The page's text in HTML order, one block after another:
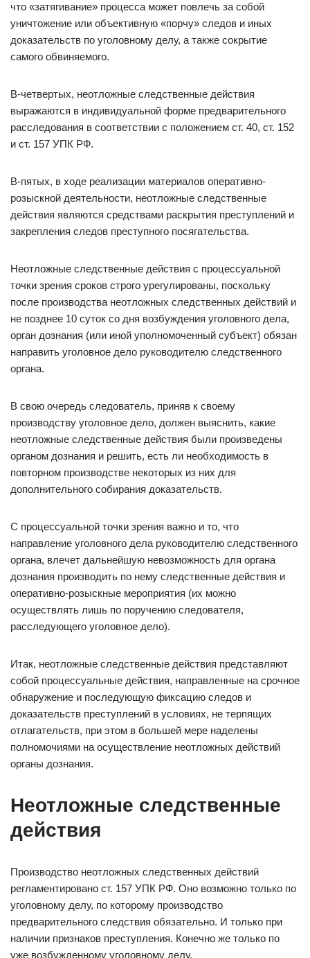
что «затягивание» процесса может повлечь за собой
уничтожение или объективную «порчу» следов и иных
доказательств по уголовному делу, а также сокрытие
самого обвиняемого.
В-четвертых, неотложные следственные действия
выражаются в индивидуальной форме предварительного
расследования в соответствии с положением ст. 40, ст. 152
и ст. 157 УПК РФ.
В-пятых, в ходе реализации материалов оперативно-
розыскной деятельности, неотложные следственные
действия являются средствами раскрытия преступлений и
закрепления следов преступного посягательства.
Неотложные следственные действия с процессуальной
точки зрения сроков строго урегулированы, поскольку
после производства неотложных следственных действий и
не позднее 10 суток со дня возбуждения уголовного дела,
орган дознания (или иной уполномоченный субъект) обязан
направить уголовное дело руководителю следственного
органа.
В свою очередь следователь, приняв к своему
производству уголовное дело, должен выяснить, какие
неотложные следственные действия были произведены
органом дознания и решить, есть ли необходимость в
повторном производстве некоторых из них для
дополнительного собирания доказательств.
С процессуальной точки зрения важно и то, что
направление уголовного дела руководителю следственного
органа, влечет дальнейшую невозможность для органа
дознания производить по нему следственные действия и
оперативно-розыскные мероприятия (их можно
осуществлять лишь по поручению следователя,
расследующего уголовное дело).
Итак, неотложные следственные действия представляют
собой процессуальные действия, направленные на срочное
обнаружение и последующую фиксацию следов и
доказательств преступлений в условиях, не терпящих
отлагательств, при этом в большей мере наделены
полномочиями на осуществление неотложных действий
органы дознания.
Неотложные следственные
действия
Производство неотложных следственных действий
регламентировано ст. 157 УПК РФ. Оно возможно только по
уголовному делу, по которому производство
предварительного следствия обязательно. И только при
наличии признаков преступления. Конечно же только по
уже возбужденному уголовному делу.